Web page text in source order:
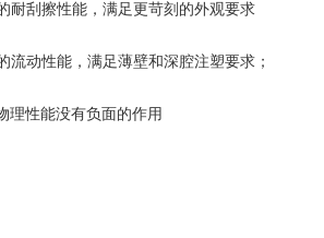
耐刮擦性能，满足更苛刻的外观要求
流动性能，满足薄壁和深腔注塑要求；
理性能没有负面的作用